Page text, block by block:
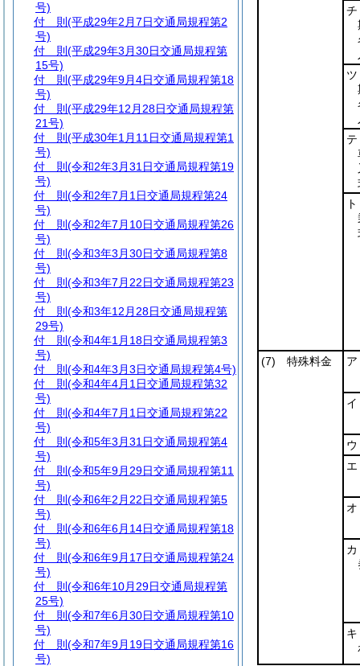
(7) 特殊料金
号)
付 則 (平成29年2月7日交通局規程第2
号)
付 則 (平成29年3月30日交通局規程第
15号)
付 則 (平成29年9月4日交通局規程第18
号)
付 則 (平成29年12月28日交通局規程第
21号)
付 則 (平成30年1月11日交通局規程第1
号)
付 則 (令和2年3月31日交通局規程第19
号)
付 則 (令和2年7月1日交通局規程第24
号)
付 則 (令和2年7月10日交通局規程第26
号)
付 則 (令和3年3月30日交通局規程第8
号)
付 則 (令和3年7月22日交通局規程第23
号)
付 則 (令和3年12月28日交通局規程第
29号)
付 則 (令和4年1月18日交通局規程第3
号)
付 則 (令和4年3月3日交通局規程第4号)
付 則 (令和4年4月1日交通局規程第32
号)
付 則 (令和4年7月1日交通局規程第22
号)
付 則 (令和5年3月31日交通局規程第4
号)
付 則 (令和5年9月29日交通局規程第11
号)
付 則 (令和6年2月22日交通局規程第5
号)
付 則 (令和6年6月14日交通局規程第18
号)
付 則 (令和6年9月17日交通局規程第24
号)
付 則 (令和6年10月29日交通局規程第
25号)
付 則 (令和7年6月30日交通局規程第10
号)
付 則 (令和7年9月19日交通局規程第16
号)